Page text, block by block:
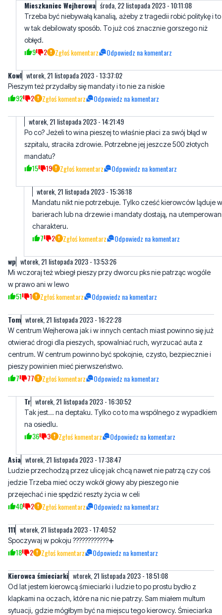
obłęd.
9 2 Zgłoś komentarz Odpowiedz na komentarz
wtorek, 21 listopada 2023 - 13:37:02
Pieszym też przydałby się mandaty i to nie za niskie
wtorek, 21 listopada 2023 - 14:21:49
Po co? Jeżeli to wina pieszej to właśnie płaci za swój błąd w
mandatu?
15 19 Zgłoś komentarz Odpowiedz na komentarz
wtorek, 21 listopada 2023 - 15:36:18
Mandatu nikt nie potrzebuje. Tylko cześć kierowców ląduje w
charakteru.
7 2 Zgłoś komentarz Odpowiedz na komentarz
wtorek, 21 listopada 2023 - 13:53:26
Mi wczoraj też wbiegł pieszy przy dworcu pks nie patrząc wogóle
51 1 Zgłoś komentarz Odpowiedz na komentarz
Tom wtorek, 21 listopada 2023 - 16:22:28
W centrum Wejherowa jak i w innych centach miast powinno się już
centrum. W centrum powinno być spokojnie, czysto, bezpiecznie i
pieszy powinien mieć pierwszeństwo.
7 77 Zgłoś komentarz Odpowiedz na komentarz
Tr wtorek, 21 listopada 2023 - 16:30:52
Tak jest... na deptaku. Tylko co to ma wspólnego z wypadkiem
36 3 Zgłoś komentarz Odpowiedz na komentarz
wtorek, 21 listopada 2023 - 17:38:47
Ludzie przechodzą przez ulicę jak chcą nawet nie patrzą czy coś
przejechać i nie spędzić reszty życia w celi
40 2 Zgłoś komentarz Odpowiedz na komentarz
111 wtorek, 21 listopada 2023 - 17:40:52
Spoczywaj w pokoju ????????????➕
Kierowca śmieciarki wtorek, 21 listopada 2023 - 18:51:08
Od lat jestem kierowcą śmieciarki i ludzie to po prostu bydło z
sytuacji, gdzie mógłbym być na miejscu tego kierowcy. Śmieciarka
to duży samochód, który waży około 15 ton na pusto, mniejsze
śmieciarki około 12.
Sam nie chciałbym żeby po mnie taki tonaż przejechał, ale ludzie